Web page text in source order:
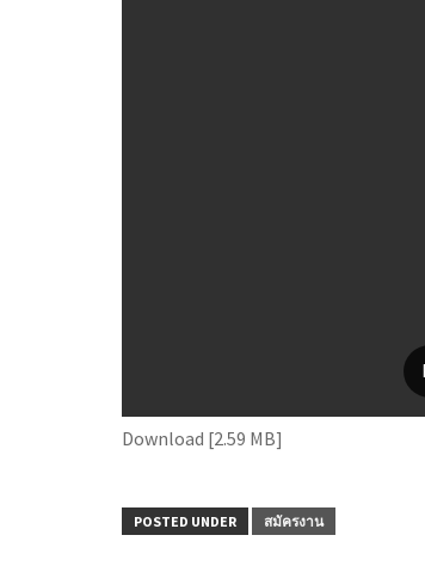
Download [2.59 MB]
POSTED UNDER สมัครงาน